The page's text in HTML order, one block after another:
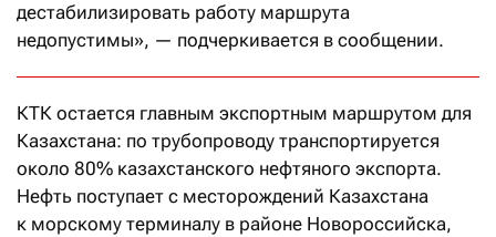
дестабилизировать работу маршрута
недопустимы», — подчеркивается в сообщении.
КТК остается главным экспортным маршрутом для
Казахстана: по трубопроводу транспортируется
около 80% казахстанского нефтяного экспорта.
Нефть поступает с месторождений Казахстана
к морскому терминалу в районе Новороссийска,